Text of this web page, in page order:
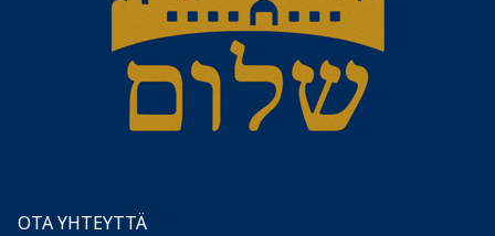
OTA YHTEYTTÄ